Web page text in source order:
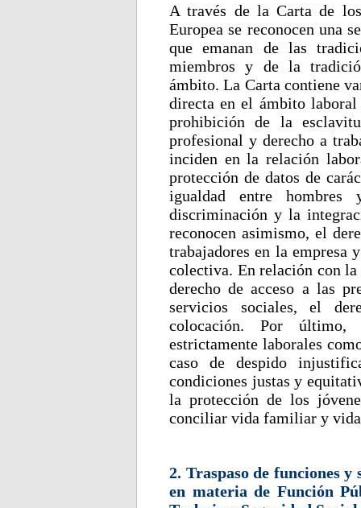
A través de la Carta de
Europea se reconocen una
que emanan de las
miembros y de la
ámbito. La Carta contiene
directa en el ámbito
prohibición de la
profesional y derecho a
inciden en la relación
protección de datos de
igualdad entre
discriminación y la
reconocen asimismo, el
trabajadores en la empresa
colectiva. En relación con la
derecho de acceso a las
servicios sociales, el
colocación. Por último,
estrictamente laborales
caso de despido
condiciones justas y
la protección de los
conciliar vida familiar y
2. Traspaso de funciones
en materia de Función